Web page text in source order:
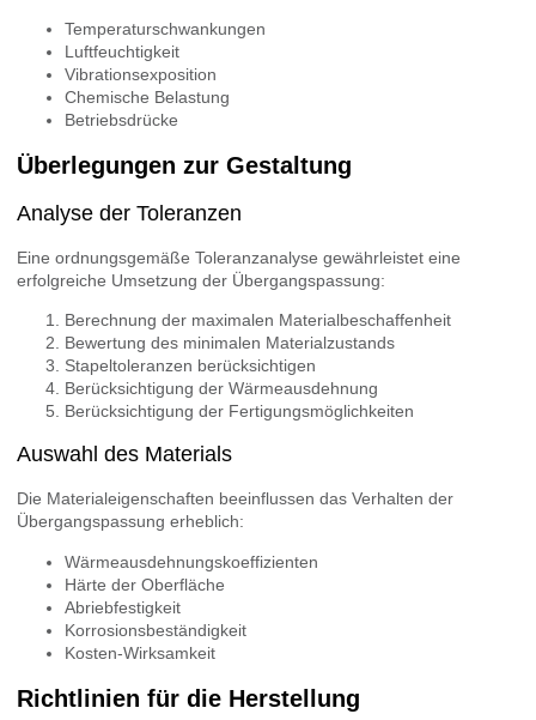
Temperaturschwankungen
Luftfeuchtigkeit
Vibrationsexposition
Chemische Belastung
Betriebsdrücke
Überlegungen zur Gestaltung
Analyse der Toleranzen
Eine ordnungsgemäße Toleranzanalyse gewährleistet eine
erfolgreiche Umsetzung der Übergangspassung:
Berechnung der maximalen Materialbeschaffenheit
Bewertung des minimalen Materialzustands
Stapeltoleranzen berücksichtigen
Berücksichtigung der Wärmeausdehnung
Berücksichtigung der Fertigungsmöglichkeiten
Auswahl des Materials
Die Materialeigenschaften beeinflussen das Verhalten der
Übergangspassung erheblich:
Wärmeausdehnungskoeffizienten
Härte der Oberfläche
Abriebfestigkeit
Korrosionsbeständigkeit
Kosten-Wirksamkeit
Richtlinien für die Herstellung